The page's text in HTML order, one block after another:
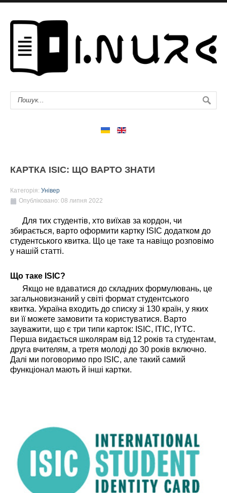
КАРТКА ISIC: ЩО ВАРТО ЗНАТИ
Категорія: Універ
Опубліковано: 08 липня 2022
Для тих студентів, хто виїхав за кордон, чи
збирається, варто оформити картку ISIC додатком до
студентського квитка. Що це таке та навіщо розповімо
у нашій статті.
Що таке ISIC?
Якщо не вдаватися до складних формулювань, це
загальновизнаний у світі формат студентського
квитка. Україна входить до списку зі 130 країн, у яких
ви її можете замовити та користуватися. Варто
зауважити, що є три типи карток: ISIC, ITIC, IYTC.
Перша видається школярам від 12 років та студентам,
друга вчителям, а третя молоді до 30 років включно.
Далі ми поговоримо про ISIC, але такий самий
функціонал мають й інші картки.